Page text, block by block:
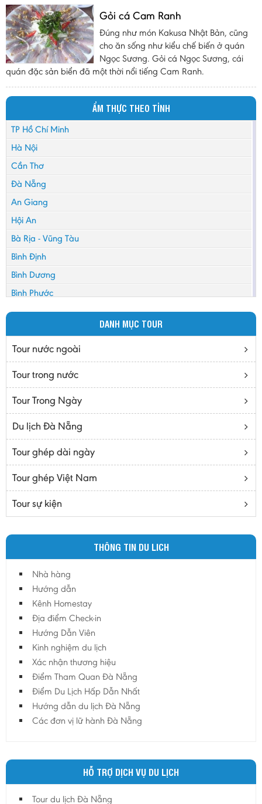
Gỏi cá Cam Ranh
Đúng như món Kakusa Nhật Bản, cũng
cho ăn sống như kiểu chế biến ở quán
Ngọc Sương. Gỏi cá Ngọc Sương, cái
quán đặc sản biển đã một thời nổi tiếng Cam Ranh.
ẨM THỰC THEO TỈNH
TP Hồ Chí Minh
Hà Nội
Cần Thơ
Đà Nẵng
An Giang
Hội An
Bà Rịa - Vũng Tàu
Bình Định
Bình Dương
Bình Phước
Bình Thuận
Bắc Giang
Bắc Ninh
Bến Tre
Cà mau
Cao Bằng
Daknông
Đồng Nai
Đồng Tháp
Đắc Lắc
Hà Nam
Hà Tĩnh
Hà Tây
Hòa Bình
Hậu Giang
Hải Dương
Hải Phòng
Hưng Yên
Lào Cai
Lâm Đồng
DANH MỤC TOUR
Tour nước ngoài
Tour trong nước
Tour Trong Ngày
Du lịch Đà Nẵng
Tour ghép dài ngày
Tour ghép Việt Nam
Tour sự kiện
THÔNG TIN DU LICH
Nhà hàng
Hướng dẫn
Kênh Homestay
Địa điểm Check-in
Hướng Dẫn Viên
Kinh nghiệm du lịch
Xác nhận thương hiệu
Điểm Tham Quan Đà Nẵng
Điểm Du Lịch Hấp Dẫn Nhất
Hướng dẫn du lịch Đà Nẵng
Các đơn vị lữ hành Đà Nẵng
HỖ TRỢ DỊCH VỤ DU LỊCH
Tour du lịch Đà Nẵng